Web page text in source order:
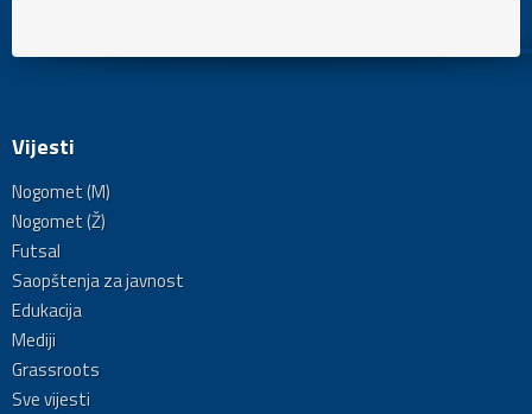
Vijesti
Nogomet (M)
Nogomet (Ž)
Futsal
Saopštenja za javnost
Edukacija
Mediji
Grassroots
Sve vijesti